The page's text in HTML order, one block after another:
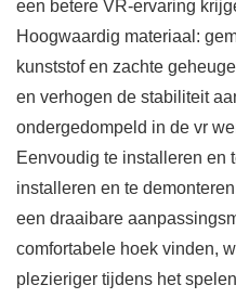
een betere VR-ervaring
Hoogwaardig materiaal:
kunststof en zachte
en verhogen de stabiliteit
ondergedompeld in de vr
Eenvoudig te installeren en
installeren en te
een draaibare
comfortabele hoek vinden,
plezieriger tijdens het